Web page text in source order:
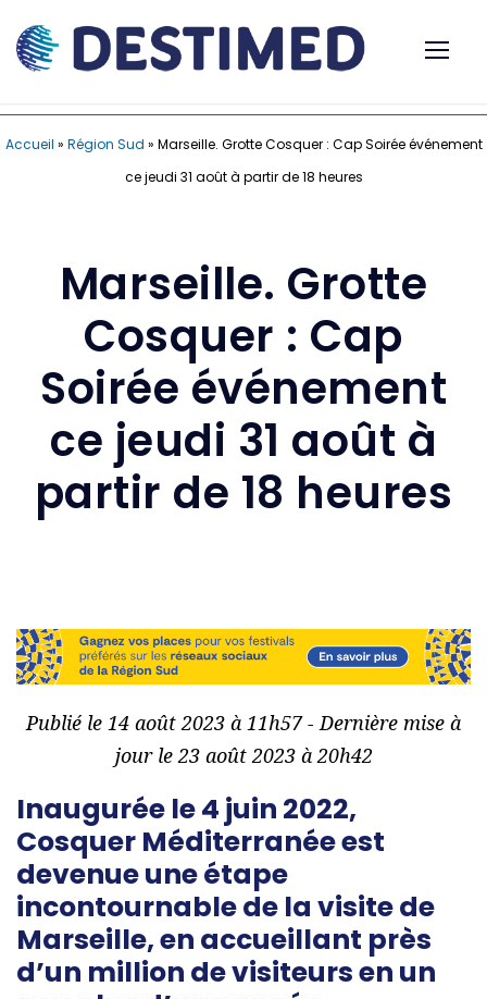
Accueil » Région Sud » Marseille. Grotte Cosquer : Cap Soirée événement
ce jeudi 31 août à partir de 18 heures
Marseille. Grotte
Cosquer : Cap
Soirée événement
ce jeudi 31 août à
partir de 18 heures
Publié le 14 août 2023 à 11h57 - Dernière mise à
jour le 23 août 2023 à 20h42
Inaugurée le 4 juin 2022,
Cosquer Méditerranée est
devenue une étape
incontournable de la visite de
Marseille, en accueillant près
d’un million de visiteurs en un